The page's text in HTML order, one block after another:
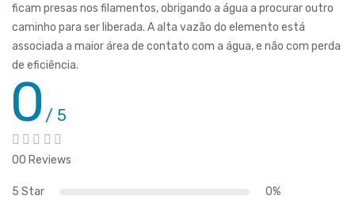
ficam presas nos filamentos, obrigando a água a procurar outro
caminho para ser liberada. A alta vazão do elemento está
associada a maior área de contato com a água, e não com perda
de eficiência.
0 / 5
00 Reviews
5 Star
0%